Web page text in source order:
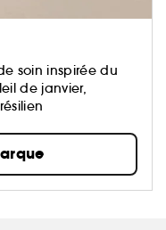
soin inspirée du
de janvier,